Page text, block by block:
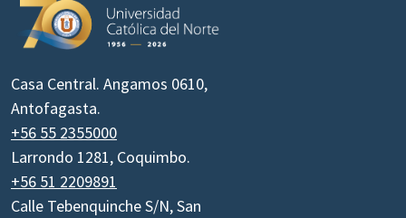
Casa Central. Angamos 0610,
Antofagasta.
+56 55 2355000
Larrondo 1281, Coquimbo.
+56 51 2209891
Calle Tebenquinche S/N, San